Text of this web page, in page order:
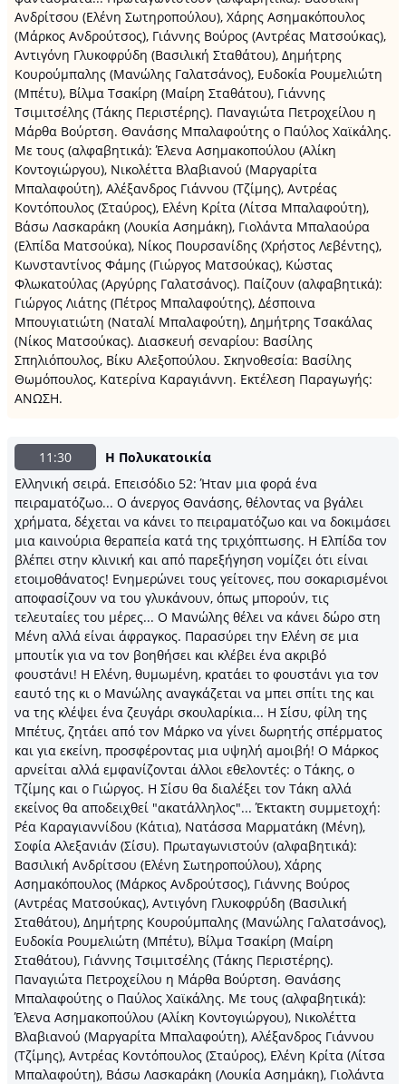
Ανδρίτσου (Ελένη Σωτηροπούλου), Χάρης Ασημακόπουλος
(Μάρκος Ανδρούτσος), Γιάννης Βούρος (Αντρέας Ματσούκας),
Αντιγόνη Γλυκοφρύδη (Βασιλική Σταθάτου), Δημήτρης
Κουρούμπαλης (Μανώλης Γαλατσάνος), Ευδοκία Ρουμελιώτη
(Μπέτυ), Βίλμα Τσακίρη (Μαίρη Σταθάτου), Γιάννης
Τσιμιτσέλης (Τάκης Περιστέρης). Παναγιώτα Πετροχείλου η
Μάρθα Βούρτση. Θανάσης Μπαλαφούτης ο Παύλος Χαϊκάλης.
Με τους (αλφαβητικά): Έλενα Ασημακοπούλου (Αλίκη
Κοντογιώργου), Νικολέττα Βλαβιανού (Μαργαρίτα
Μπαλαφούτη), Αλέξανδρος Γιάννου (Τζίμης), Αντρέας
Κοντόπουλος (Σταύρος), Ελένη Κρίτα (Λίτσα Μπαλαφούτη),
Βάσω Λασκαράκη (Λουκία Ασημάκη), Γιολάντα Μπαλαούρα
(Ελπίδα Ματσούκα), Νίκος Πουρσανίδης (Χρήστος Λεβέντης),
Κωνσταντίνος Φάμης (Γιώργος Ματσούκας), Κώστας
Φλωκατούλας (Αργύρης Γαλατσάνος). Παίζουν (αλφαβητικά):
Γιώργος Λιάτης (Πέτρος Μπαλαφούτης), Δέσποινα
Μπουγιατιώτη (Ναταλί Μπαλαφούτη), Δημήτρης Τσακάλας
(Νίκος Ματσούκας). Διασκευή σεναρίου: Βασίλης
Σπηλιόπουλος, Βίκυ Αλεξοπούλου. Σκηνοθεσία: Βασίλης
Θωμόπουλος, Κατερίνα Καραγιάννη. Εκτέλεση Παραγωγής:
ΑΝΩΣΗ.
11:30
Η Πολυκατοικία
Ελληνική σειρά. Επεισόδιο 52: Ήταν μια φορά ένα
πειραματόζωο... Ο άνεργος Θανάσης, θέλοντας να βγάλει
χρήματα, δέχεται να κάνει το πειραματόζωο και να δοκιμάσει
μια καινούρια θεραπεία κατά της τριχόπτωσης. Η Ελπίδα τον
βλέπει στην κλινική και από παρεξήγηση νομίζει ότι είναι
ετοιμοθάνατος! Ενημερώνει τους γείτονες, που σοκαρισμένοι
αποφασίζουν να του γλυκάνουν, όπως μπορούν, τις
τελευταίες του μέρες... Ο Μανώλης θέλει να κάνει δώρο στη
Μένη αλλά είναι άφραγκος. Παρασύρει την Ελένη σε μια
μπουτίκ για να τον βοηθήσει και κλέβει ένα ακριβό
φουστάνι! Η Ελένη, θυμωμένη, κρατάει το φουστάνι για τον
εαυτό της κι ο Μανώλης αναγκάζεται να μπει σπίτι της και
να της κλέψει ένα ζευγάρι σκουλαρίκια... Η Σίσυ, φίλη της
Μπέτυς, ζητάει από τον Μάρκο να γίνει δωρητής σπέρματος
και για εκείνη, προσφέροντας μια υψηλή αμοιβή! Ο Μάρκος
αρνείται αλλά εμφανίζονται άλλοι εθελοντές: ο Τάκης, ο
Τζίμης και ο Γιώργος. Η Σίσυ θα διαλέξει τον Τάκη αλλά
εκείνος θα αποδειχθεί "ακατάλληλος"... Έκτακτη συμμετοχή:
Ρέα Καραγιαννίδου (Κάτια), Νατάσσα Μαρματάκη (Μένη),
Σοφία Αλεξανιάν (Σίσυ). Πρωταγωνιστούν (αλφαβητικά):
Βασιλική Ανδρίτσου (Ελένη Σωτηροπούλου), Χάρης
Ασημακόπουλος (Μάρκος Ανδρούτσος), Γιάννης Βούρος
(Αντρέας Ματσούκας), Αντιγόνη Γλυκοφρύδη (Βασιλική
Σταθάτου), Δημήτρης Κουρούμπαλης (Μανώλης Γαλατσάνος),
Ευδοκία Ρουμελιώτη (Μπέτυ), Βίλμα Τσακίρη (Μαίρη
Σταθάτου), Γιάννης Τσιμιτσέλης (Τάκης Περιστέρης).
Παναγιώτα Πετροχείλου η Μάρθα Βούρτση. Θανάσης
Μπαλαφούτης ο Παύλος Χαϊκάλης. Με τους (αλφαβητικά):
Έλενα Ασημακοπούλου (Αλίκη Κοντογιώργου), Νικολέττα
Βλαβιανού (Μαργαρίτα Μπαλαφούτη), Αλέξανδρος Γιάννου
(Τζίμης), Αντρέας Κοντόπουλος (Σταύρος), Ελένη Κρίτα (Λίτσα
Μπαλαφούτη), Βάσω Λασκαράκη (Λουκία Ασημάκη), Γιολάντα